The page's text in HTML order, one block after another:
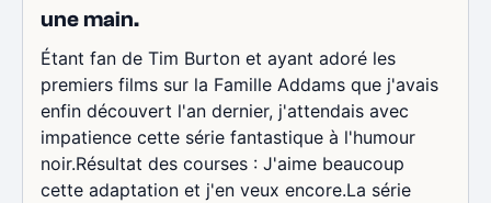
une main.
Étant fan de Tim Burton et ayant adoré les
premiers films sur la Famille Addams que j'avais
enfin découvert l'an dernier, j'attendais avec
impatience cette série fantastique à l'humour
noir.Résultat des courses : J'aime beaucoup
cette adaptation et j'en veux encore.La série